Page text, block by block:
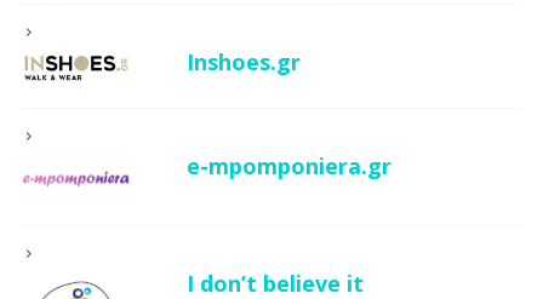
Inshoes.gr
e-mpomponiera.gr
I don’t believe it